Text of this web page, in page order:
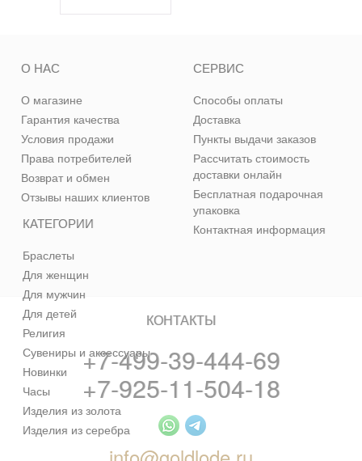
КАТЕГОРИИ
Браслеты
Для женщин
Для мужчин
Для детей
Религия
Сувениры и аксессуары
Новинки
Часы
Изделия из золота
Изделия из серебра
О НАС
О магазине
Гарантия качества
Условия продажи
Права потребителей
Возврат и обмен
Отзывы наших клиентов
СЕРВИС
Способы оплаты
Доставка
Пункты выдачи заказов
Рассчитать стоимость
доставки онлайн
Бесплатная подарочная
упаковка
Контактная информация
КОНТАКТЫ
+7-499-39-444-69
+7-925-11-504-18